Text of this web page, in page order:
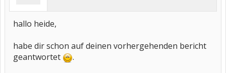
hallo heide,
habe dir schon auf deinen vorhergehenden bericht
geantwortet
.